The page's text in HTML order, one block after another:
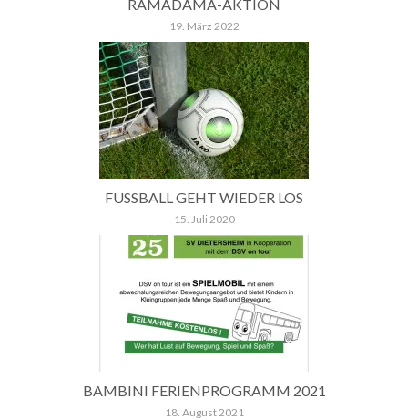
RAMADAMA-AKTION
19. März 2022
FUSSBALL GEHT WIEDER LOS
15. Juli 2020
BAMBINI FERIENPROGRAMM 2021
18. August 2021